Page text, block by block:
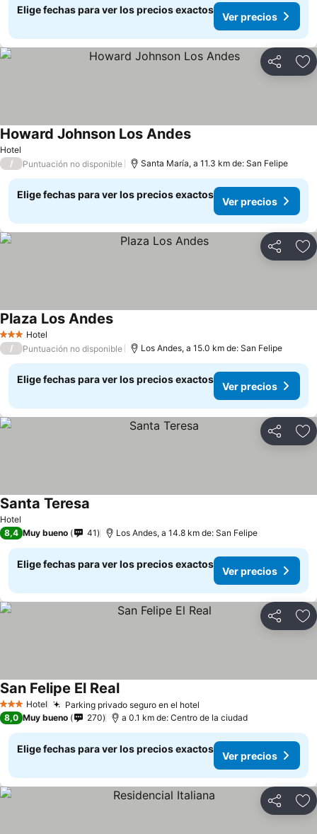
Elige fechas para ver los precios exactos
Ver precios
Compartir
Hotel
Howard Johnson Los AndesVer precios
/ Puntuación no disponible Santa María, a 11.3 km de: San Felipe
Elige fechas para ver los precios exactos
Ver precios
Compartir
3 Estrellas
Hotel
Plaza Los AndesVer precios
/ Puntuación no disponible Los Andes, a 15.0 km de: San Felipe
Elige fechas para ver los precios exactos
Ver precios
Compartir
Hotel
Santa Teresa
8,4 Muy bueno 41 Los Andes, a 14.8 km de: San Felipe
Elige fechas para ver los precios exactos
Ver precios
Compartir
3 Estrellas
Hotel Parking privado seguro en el hotel
San Felipe El RealVer precios
8,0 Muy bueno 270 a 0.1 km de: Centro de la ciudad
Elige fechas para ver los precios exactos
Ver precios
Compartir